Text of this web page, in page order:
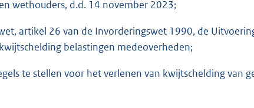
wethouders, d.d. 14 november 2023;
artikel 26 van de Invorderingswet 1990, de
belastingen medeoverheden;
te stellen voor het verlenen van kwijtschelding van